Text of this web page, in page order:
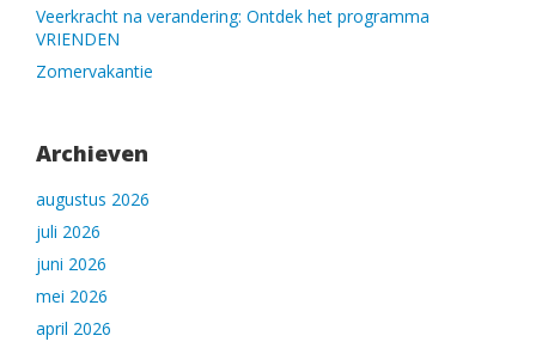
Veerkracht na verandering: Ontdek het programma
VRIENDEN
Zomervakantie
Archieven
augustus 2026
juli 2026
juni 2026
mei 2026
april 2026